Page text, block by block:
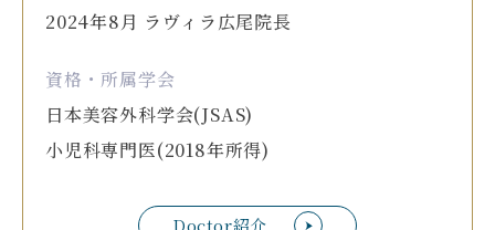
Doctor紹介
2024年8月 ラヴィラ広尾院長
資格・所属学会
日本美容外科学会(JSAS)
小児科専門医(2018年所得)